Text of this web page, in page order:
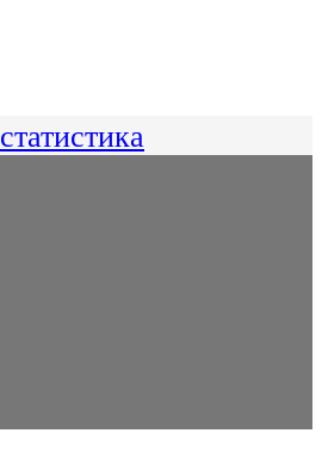
статистика